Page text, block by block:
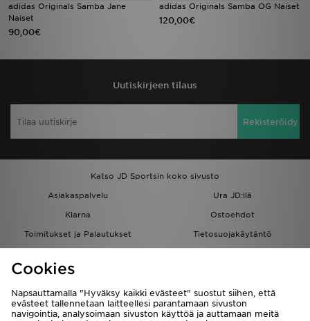
adidas Originals Samba Jane
Naiset
90,00€
adidas Originals Samba OG Naiset
120,00€
Uutiskirjeen tilaus
Rekisteröidy
Katso JD Sportsin koko sivusto
Asiakaspalvelu
Ura JD:llä
Klarna
Ostoehdot
Toimitukset ja Palautukset
Tietosuojakäytäntö
Löydä myymälä
Kumppanuusohjelma
JD Blog
Cookies
Napsauttamalla "Hyväksy kaikki evästeet" suostut siihen, että
evästeet tallennetaan laitteellesi parantamaan sivuston
navigointia, analysoimaan sivuston käyttöä ja auttamaan meitä